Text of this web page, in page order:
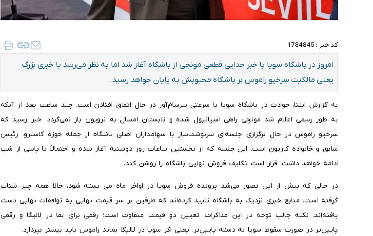
کد خبر : 1784845
امروز در باشگاه سویا با خبر جدایی قطعی مونچی از باشگاه آغاز شد اما به نظر می‌رسد با خبری بزرگ
یعنی مالکیت سرخیو راموس بر باشگاه محبوبش به پایان خواهد رسید.
به گزارش ایلنا، حوادث در باشگاه سویا با سرعتی سرسام‌آور در حال اتفاق افتادن است. چند ساعت بعد از آنکه
به طور رسمی اعلام شد مونچی راهی اسپانیول شده و تابستان امسال به نرویون باز نمی‌گردد، خبر رسید که
سرخیو راموس در حال برگزاری جلسه‌ای سرنوشت‌ساز با سهامداران اصلی باشگاه از جمله خوزه کاسترو، رئیس
سابق و خانواده کاریون است. این جلسه که از نخستین ساعات روز دوشنبه آغاز شده و احتمالاً تا پاسی از شب
ادامه خواهد داشت، قرار است تکلیف فروش نهایی باشگاه را روشن کند.
در حالی که پیش از این تصور می‌شد پرونده فروش سویا در اواخر ماه می بسته شود، حالا همه چیز شتاب
گرفته است. منابع خبری نزدیک به باشگاه تایید کرده‌اند که طرفین بر سر قیمت نهایی به توافقات نهایی دست
یافته‌اند. نکته جالب توجه در این مذاکرات، تعیین دو قیمت متفاوت است؛ رقمی برای بقا در لالیگا و رقمی
پایین‌تر در صورت سقوط سویا به دسته پایین‌تر. یعنی اگر سویا در لالیگا بماند راموس باید بیشتر بپردازد.